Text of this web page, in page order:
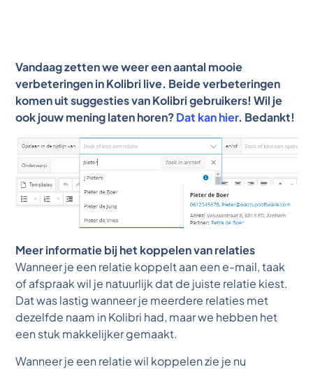
Vandaag zetten we weer een aantal mooie
verbeteringen in Kolibri live. Beide verbeteringen
komen uit suggesties van Kolibri gebruikers! Wil je
ook jouw mening laten horen?Dat kan hier. Bedankt!
Meer informatie bij het koppelen van relaties
Wanneer je een relatie koppelt aan een e-mail, taak
of afspraak wil je natuurlijk dat de juiste relatie kiest.
Dat was lastig wanneer je meerdere relaties met
dezelfde naam in Kolibri had, maar we hebben het
een stuk makkelijker gemaakt.
Wanneer je een relatie wil koppelen zie je nu